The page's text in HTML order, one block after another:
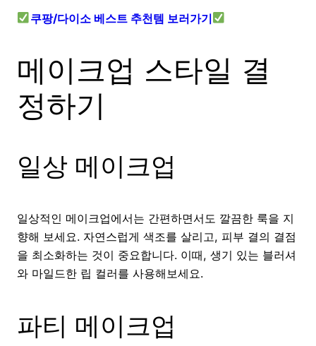
쿠팡/다이소 베스트 추천템 보러가기
메이크업 스타일 결
정하기
일상 메이크업
일상적인 메이크업에서는 간편하면서도 깔끔한 룩을 지
향해 보세요. 자연스럽게 색조를 살리고, 피부 결의 결점
을 최소화하는 것이 중요합니다. 이때, 생기 있는 블러셔
와 마일드한 립 컬러를 사용해보세요.
파티 메이크업